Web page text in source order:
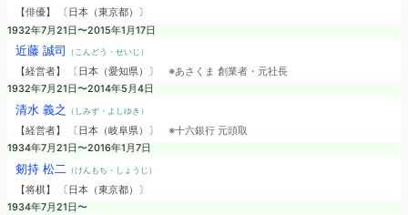
【俳優】 〔日本（東京都）〕
1932年7月21日〜2015年1月17日
近藤 誠司 （こんどう・せいじ）
【経営者】 〔日本（愛知県）〕 ※あさくま 創業者・元社長
1932年7月21日〜2014年5月4日
清水 義之 （しみず・よしゆき）
【経営者】 〔日本（岐阜県）〕 ※十六銀行 元頭取
1934年7月21日〜2016年1月7日
剱持 松二 （けんもち・しょうじ）
【将棋】 〔日本（東京都）〕
1934年7月21日〜